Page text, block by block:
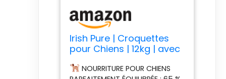
Irish Pure | Croquettes
pour Chiens | 12kg | avec
Légumes et Algues
NOURRITURE POUR CHIENS